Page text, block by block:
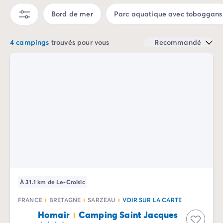
Camping Sète
Camping Valras-Plage
Camping Vias-Plage
Camping Gers
Camping Lot
Camping Lot-et-Garonne
Camping Tarn
Bord de mer Parc aquatique avec toboggans
4 campings trouvés pour vous Recommandé
À 31.1 km de Le-Croisic
FRANCE BRETAGNE SARZEAU VOIR SUR LA CARTE
Homair Camping Saint Jacques